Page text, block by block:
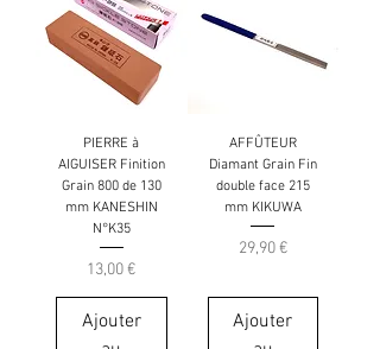
PIERRE à
AIGUISER Finition
Grain 800 de 130
mm KANESHIN
N°K35
Prix
13,00 €
Ajouter
AFFÛTEUR
Diamant Grain Fin
double face 215
mm KIKUWA
Prix
29,90 €
Ajouter